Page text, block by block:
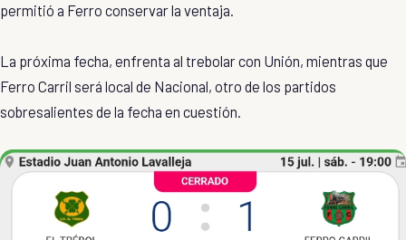
permitió a Ferro conservar la ventaja.
La próxima fecha, enfrenta al trebolar con Unión, mientras que
Ferro Carril será local de Nacional, otro de los partidos
sobresalientes de la fecha en cuestión.